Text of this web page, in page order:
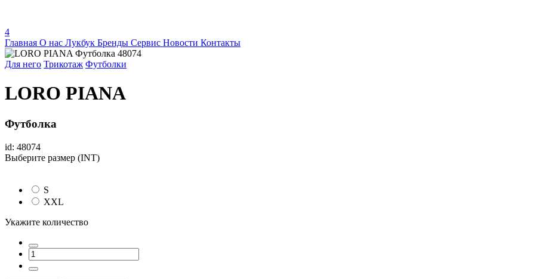
4
Главная О нас Лукбук Бренды Сервис Новости Контакты
Для него Трикотаж Футболки
LORO PIANA
Футболка
id: 48074
Выберите размер (INT)
S
XXL
Укажите количество